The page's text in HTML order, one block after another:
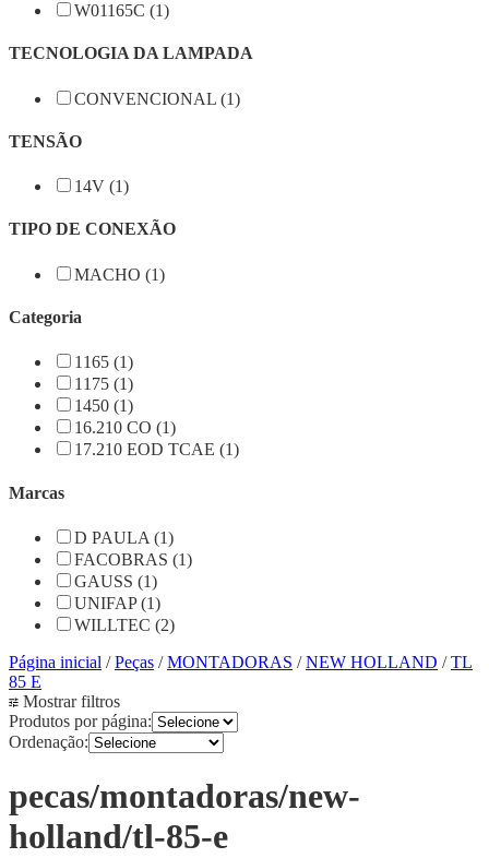
W01165C (1)
TECNOLOGIA DA LAMPADA
CONVENCIONAL (1)
TENSÃO
14V (1)
TIPO DE CONEXÃO
MACHO (1)
Categoria
1165 (1)
1175 (1)
1450 (1)
16.210 CO (1)
17.210 EOD TCAE (1)
Marcas
D PAULA (1)
FACOBRAS (1)
GAUSS (1)
UNIFAP (1)
WILLTEC (2)
Página inicial /Peças /MONTADORAS /NEW HOLLAND /TL
85 E
Mostrar filtros
Produtos por página:
Ordenação:
pecas/montadoras/new-
holland/tl-85-e